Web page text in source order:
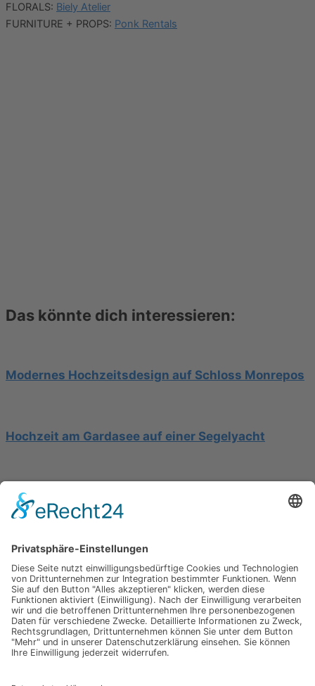
FLORALS: Biely Atelier
FURNITURE + PROPS: Ponk Rentals
Das könnte dich interessieren:
Modernes Hochzeitsdesign auf Schloss Monrepos
Hochzeit am Gardasee auf einer Segelyacht
Mediterrane Hochzeit unter Mimosen
Impressum
Werbung
About
Einsendung
AGB
Datenschutzerklärung